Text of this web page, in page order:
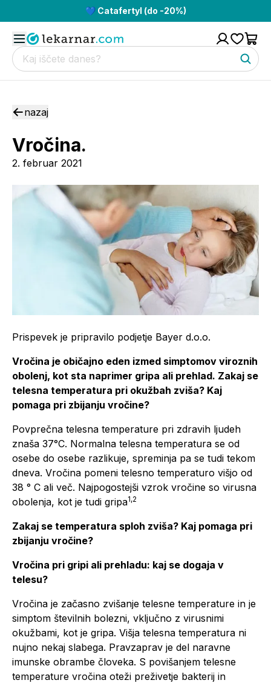
💙 Catafertyl (do -20%)
nazaj
Vročina.
2. februar 2021
Prispevek je pripravilo podjetje Bayer d.o.o.
Vročina je običajno eden izmed simptomov viroznih
obolenj, kot sta naprimer gripa ali prehlad. Zakaj se
telesna temperatura pri okužbah zviša? Kaj
pomaga pri zbijanju vročine?
Povprečna telesna temperature pri zdravih ljudeh
znaša 37°C. Normalna telesna temperatura se od
osebe do osebe razlikuje, spreminja pa se tudi tekom
dneva. Vročina pomeni telesno temperaturo višjo od
38 ° C ali več. Najpogostejši vzrok vročine so virusna
obolenja, kot je tudi gripa1,2
Zakaj se temperatura sploh zviša? Kaj pomaga pri
zbijanju vročine?
Vročina pri gripi ali prehladu: kaj se dogaja v
telesu?
Vročina je začasno zvišanje telesne temperature in je
simptom številnih bolezni, vključno z virusnimi
okužbami, kot je gripa. Višja telesna temperatura ni
nujno nekaj slabega. Pravzaprav je del naravne
imunske obrambe človeka. S povišanjem telesne
temperature vročina oteži preživetje bakterij in